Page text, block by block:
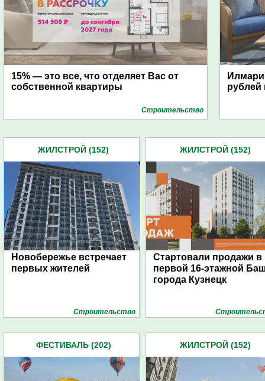
15% — это все, что отделяет Вас от
собственной квартиры
Строительство
рублей
ЖИЛСТРОЙ (152)
Новобережье встречает
первых жителей
Строительство
ЖИЛСТРОЙ (152)
Стартовали продажи в
первой 16-этажной
города Кузнецк
ФЕСТИВАЛЬ (202) ЖИЛСТРОЙ (152)